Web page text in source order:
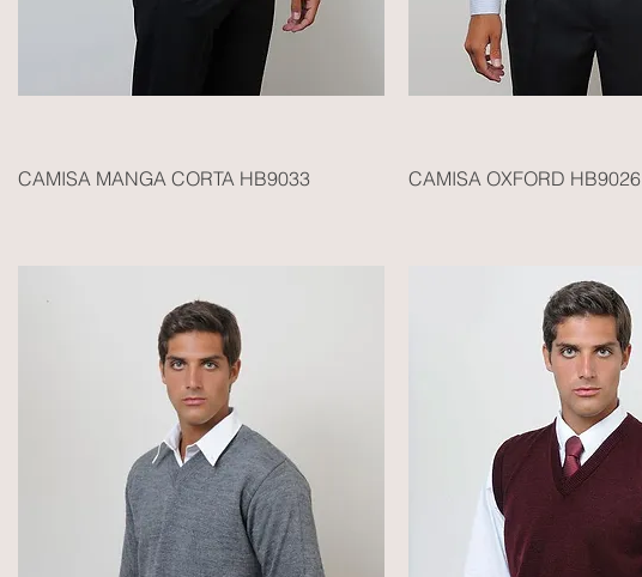
CAMISA MANGA CORTA HB9033 CAMISA OXFORD HB9026